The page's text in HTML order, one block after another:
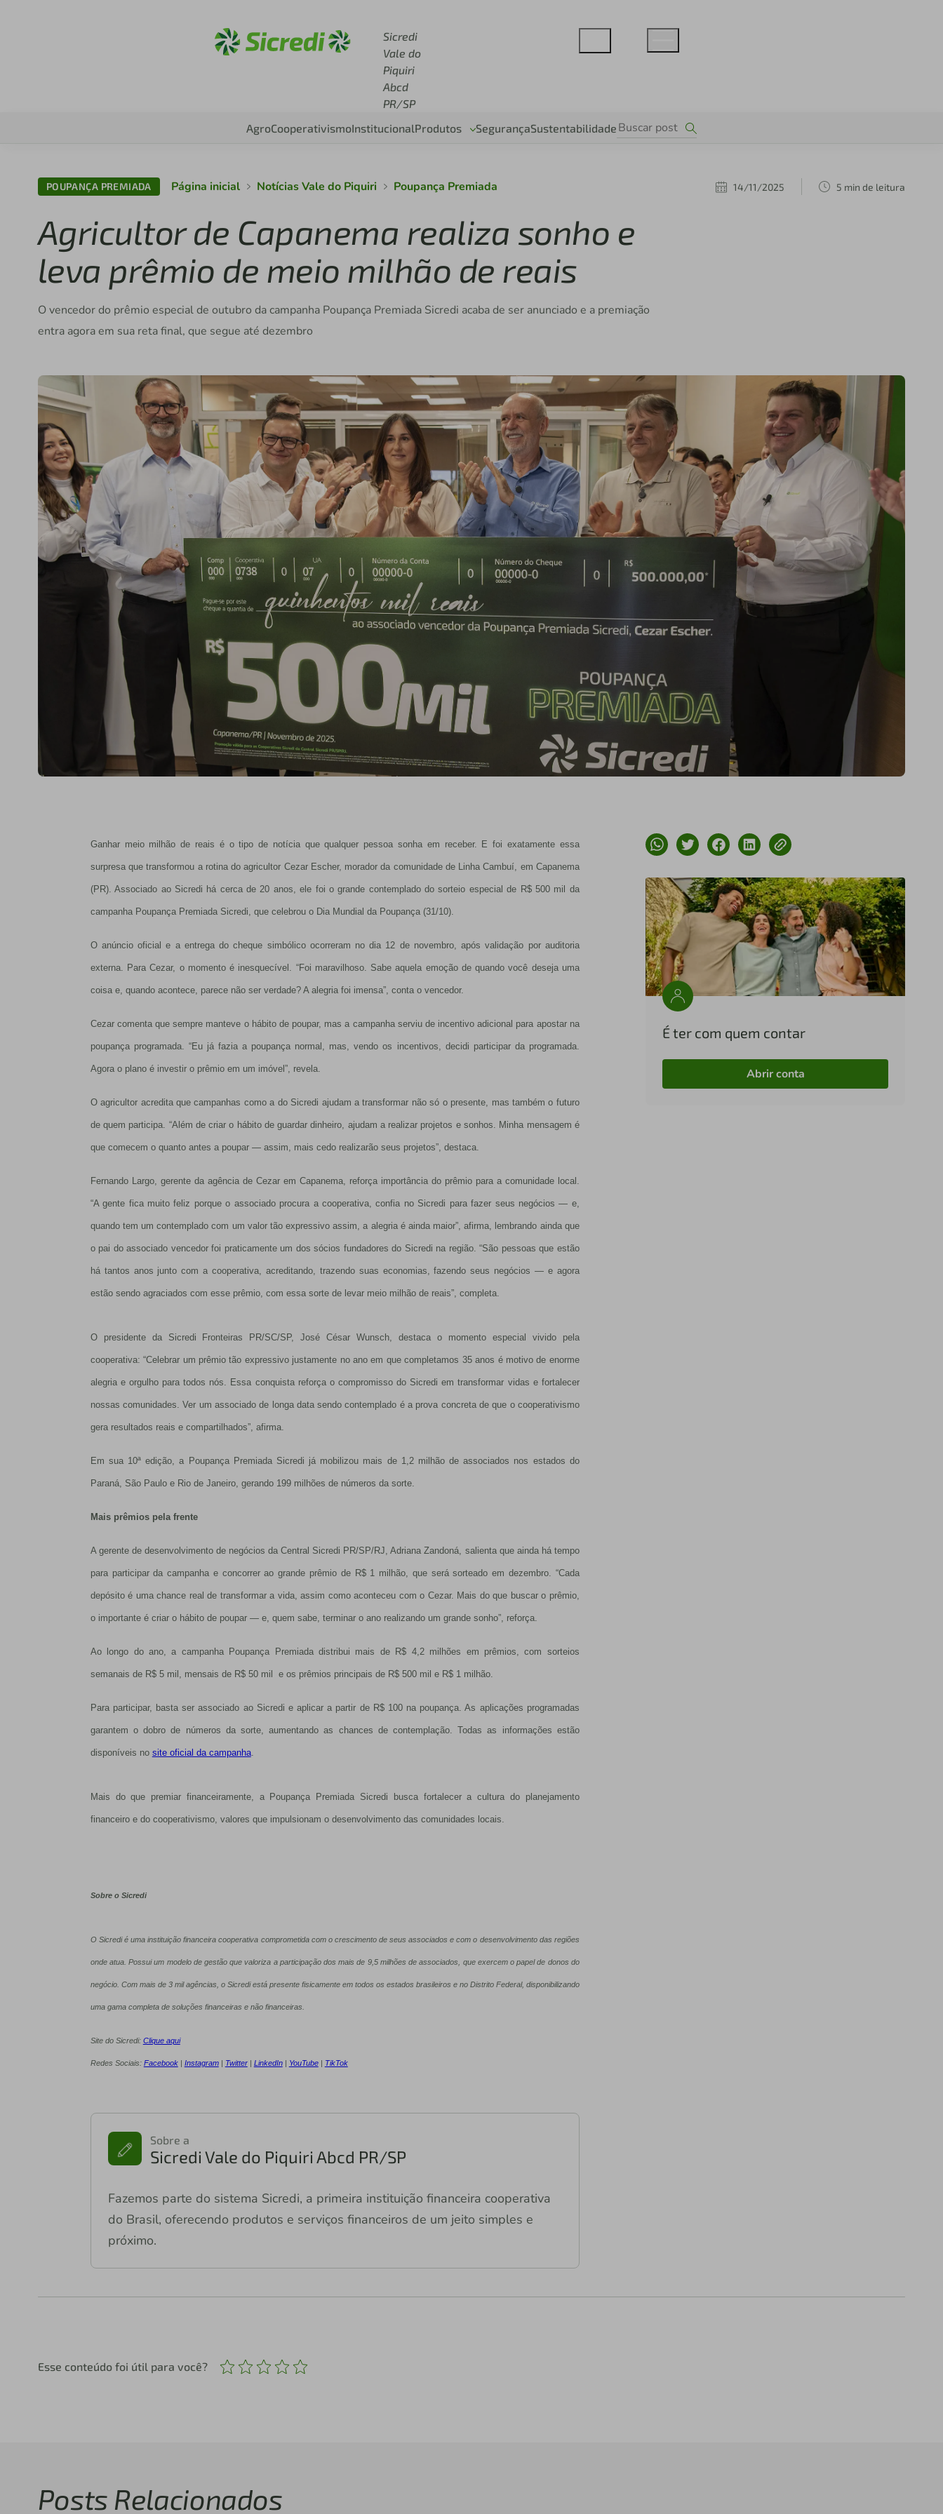
Sicredi
Vale do
Piquiri
Abcd
PR/SP
AgroCooperativismoInstitucionalProdutos SegurançaSustentabilidade
POUPANÇA PREMIADA Página inicial Notícias Vale do Piquiri Poupança Premiada 14/11/2025 5 min de leitura
Agricultor de Capanema realiza sonho e
leva prêmio de meio milhão de reais
O vencedor do prêmio especial de outubro da campanha Poupança Premiada Sicredi acaba de ser anunciado e a premiação
entra agora em sua reta final, que segue até dezembro
Ganhar meio milhão de reais é o tipo de notícia que qualquer pessoa sonha em receber. E foi exatamente essa
surpresa que transformou a rotina do agricultor Cezar Escher, morador da comunidade de Linha Cambuí, em Capanema
(PR). Associado ao Sicredi há cerca de 20 anos, ele foi o grande contemplado do sorteio especial de R$ 500 mil da
campanha Poupança Premiada Sicredi, que celebrou o Dia Mundial da Poupança (31/10).
O anúncio oficial e a entrega do cheque simbólico ocorreram no dia 12 de novembro, após validação por auditoria
externa. Para Cezar, o momento é inesquecível. “Foi maravilhoso. Sabe aquela emoção de quando você deseja uma
coisa e, quando acontece, parece não ser verdade? A alegria foi imensa”, conta o vencedor.
Cezar comenta que sempre manteve o hábito de poupar, mas a campanha serviu de incentivo adicional para apostar na
poupança programada. “Eu já fazia a poupança normal, mas, vendo os incentivos, decidi participar da programada.
Agora o plano é investir o prêmio em um imóvel”, revela.
O agricultor acredita que campanhas como a do Sicredi ajudam a transformar não só o presente, mas também o futuro
de quem participa. “Além de criar o hábito de guardar dinheiro, ajudam a realizar projetos e sonhos. Minha mensagem é
que comecem o quanto antes a poupar — assim, mais cedo realizarão seus projetos”, destaca.
Fernando Largo, gerente da agência de Cezar em Capanema, reforça importância do prêmio para a comunidade local.
“A gente fica muito feliz porque o associado procura a cooperativa, confia no Sicredi para fazer seus negócios — e,
quando tem um contemplado com um valor tão expressivo assim, a alegria é ainda maior”, afirma, lembrando ainda que
o pai do associado vencedor foi praticamente um dos sócios fundadores do Sicredi na região. “São pessoas que estão
há tantos anos junto com a cooperativa, acreditando, trazendo suas economias, fazendo seus negócios — e agora
estão sendo agraciados com esse prêmio, com essa sorte de levar meio milhão de reais”, completa.
O presidente da Sicredi Fronteiras PR/SC/SP, José César Wunsch, destaca o momento especial vivido pela
cooperativa: “Celebrar um prêmio tão expressivo justamente no ano em que completamos 35 anos é motivo de enorme
alegria e orgulho para todos nós. Essa conquista reforça o compromisso do Sicredi em transformar vidas e fortalecer
nossas comunidades. Ver um associado de longa data sendo contemplado é a prova concreta de que o cooperativismo
gera resultados reais e compartilhados”, afirma.
Em sua 10ª edição, a Poupança Premiada Sicredi já mobilizou mais de 1,2 milhão de associados nos estados do
Paraná, São Paulo e Rio de Janeiro, gerando 199 milhões de números da sorte.
Mais prêmios pela frente
A gerente de desenvolvimento de negócios da Central Sicredi PR/SP/RJ, Adriana Zandoná, salienta que ainda há tempo
para participar da campanha e concorrer ao grande prêmio de R$ 1 milhão, que será sorteado em dezembro. “Cada
depósito é uma chance real de transformar a vida, assim como aconteceu com o Cezar. Mais do que buscar o prêmio,
o importante é criar o hábito de poupar — e, quem sabe, terminar o ano realizando um grande sonho”, reforça.
Ao longo do ano, a campanha Poupança Premiada distribui mais de R$ 4,2 milhões em prêmios, com sorteios
semanais de R$ 5 mil, mensais de R$ 50 mil e os prêmios principais de R$ 500 mil e R$ 1 milhão.
Para participar, basta ser associado ao Sicredi e aplicar a partir de R$ 100 na poupança. As aplicações programadas
garantem o dobro de números da sorte, aumentando as chances de contemplação. Todas as informações estão
disponíveis no site oficial da campanha.
Mais do que premiar financeiramente, a Poupança Premiada Sicredi busca fortalecer a cultura do planejamento
financeiro e do cooperativismo, valores que impulsionam o desenvolvimento das comunidades locais.
Sobre o Sicredi
O Sicredi é uma instituição financeira cooperativa comprometida com o crescimento de seus associados e com o desenvolvimento das regiões
onde atua. Possui um modelo de gestão que valoriza a participação dos mais de 9,5 milhões de associados, que exercem o papel de donos do
negócio. Com mais de 3 mil agências, o Sicredi está presente fisicamente em todos os estados brasileiros e no Distrito Federal, disponibilizando
uma gama completa de soluções financeiras e não financeiras.
Site do Sicredi: Clique aqui
Redes Sociais: Facebook| Instagram| Twitter| LinkedIn| YouTube| TikTok
Sobre a
Sicredi Vale do Piquiri Abcd PR/SP
Fazemos parte do sistema Sicredi, a primeira instituição financeira cooperativa
do Brasil, oferecendo produtos e serviços financeiros de um jeito simples e
próximo.
É ter com quem contar
Abrir conta
Esse conteúdo foi útil para você?
Posts Relacionados